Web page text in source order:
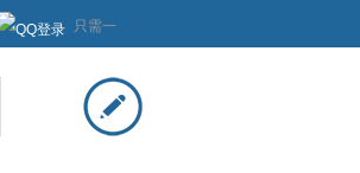
只需一
步，快
速开始